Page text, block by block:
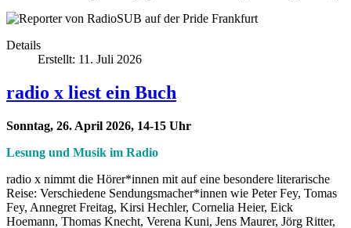
Details
Erstellt: 11. Juli 2026
radio x liest ein Buch
Sonntag, 26. April 2026, 14-15 Uhr
Lesung und Musik im Radio
radio x nimmt die Hörer*innen mit auf eine besondere literarische
Reise: Verschiedene Sendungsmacher*innen wie Peter Fey, Tomas
Fey, Annegret Freitag, Kirsi Hechler, Cornelia Heier, Eick
Hoemann, Thomas Knecht, Verena Kuni, Jens Maurer, Jörg Ritter,